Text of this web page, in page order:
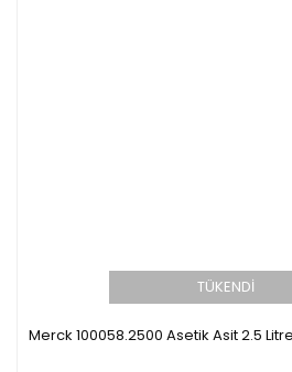
TÜKENDİ
Merck 100058.2500 Asetik Asit 2.5